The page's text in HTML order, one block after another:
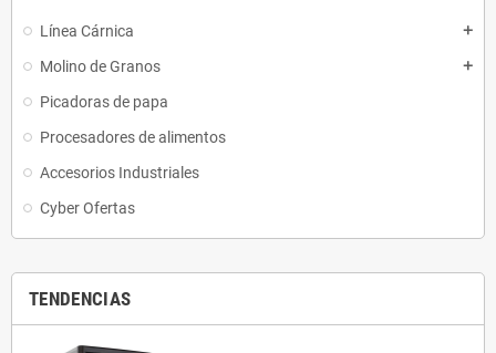
Línea Cárnica add
Molino de Granos add
Picadoras de papa
Procesadores de alimentos
Accesorios Industriales
Cyber Ofertas
TENDENCIAS